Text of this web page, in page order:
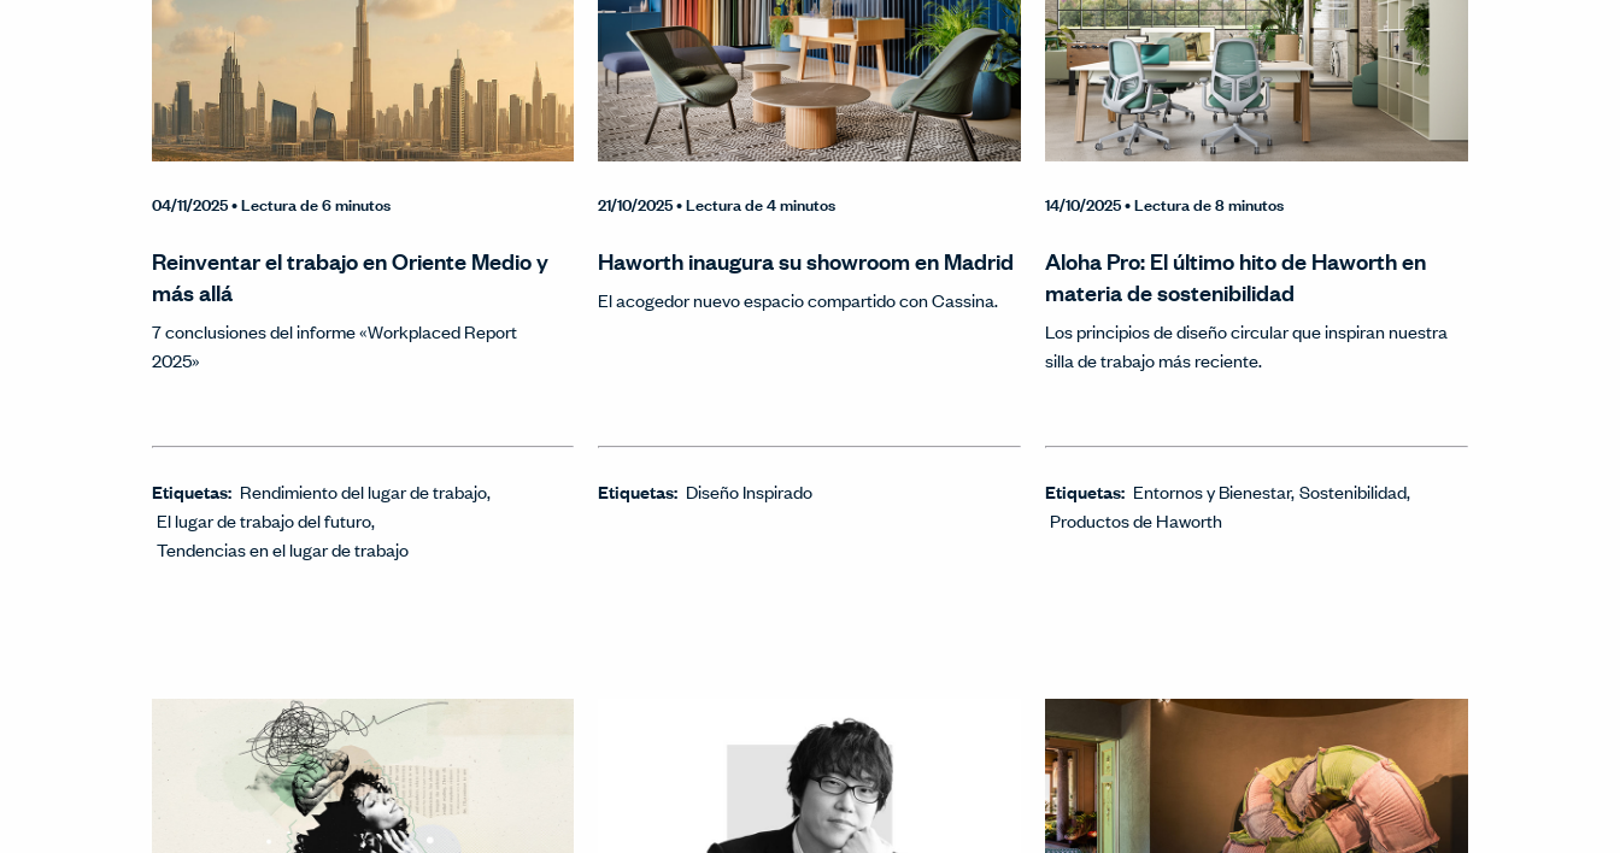
04/11/2025• Lectura de 6 minutos
Reinventar el trabajo en Oriente Medio y
más allá
7 conclusiones del informe «Workplaced Report
2025»
Etiquetas: Rendimiento del lugar de trabajo
El lugar de trabajo del futuro
Tendencias en el lugar de trabajo
21/10/2025• Lectura de 4 minutos
Haworth inaugura su showroom en Madrid
El acogedor nuevo espacio compartido con Cassina.
Etiquetas: Diseño Inspirado
14/10/2025• Lectura de 8 minutos
Aloha Pro: El último hito de Haworth en
materia de sostenibilidad
Los principios de diseño circular que inspiran nuestra
silla de trabajo más reciente.
Etiquetas: Entornos y Bienestar Sostenibilidad
Productos de Haworth